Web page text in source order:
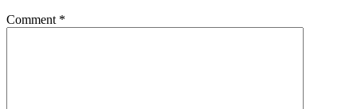
Comment *